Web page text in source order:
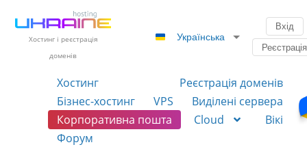
Хостинг і реєстрація
доменів
Українська
Вхід
Реєстрація
Хостинг
Реєстрація доменів
Бізнес-хостинг
VPS
Виділені сервера
Корпоративна пошта
Cloud
Вікі
Форум